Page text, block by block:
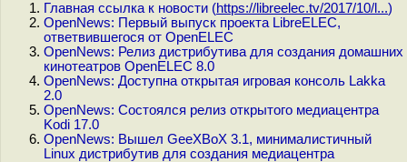
Главная ссылка к новости (https://libreelec.tv/2017/10/l...)
OpenNews: Первый выпуск проекта LibreELEC,
ответвившегося от OpenELEC
OpenNews: Релиз дистрибутива для создания домашних
кинотеатров OpenELEC 8.0
OpenNews: Доступна открытая игровая консоль Lakka
2.0
OpenNews: Состоялся релиз открытого медиацентра
Kodi 17.0
OpenNews: Вышел GeeXBoX 3.1, минималистичный
Linux дистрибутив для создания медиацентра